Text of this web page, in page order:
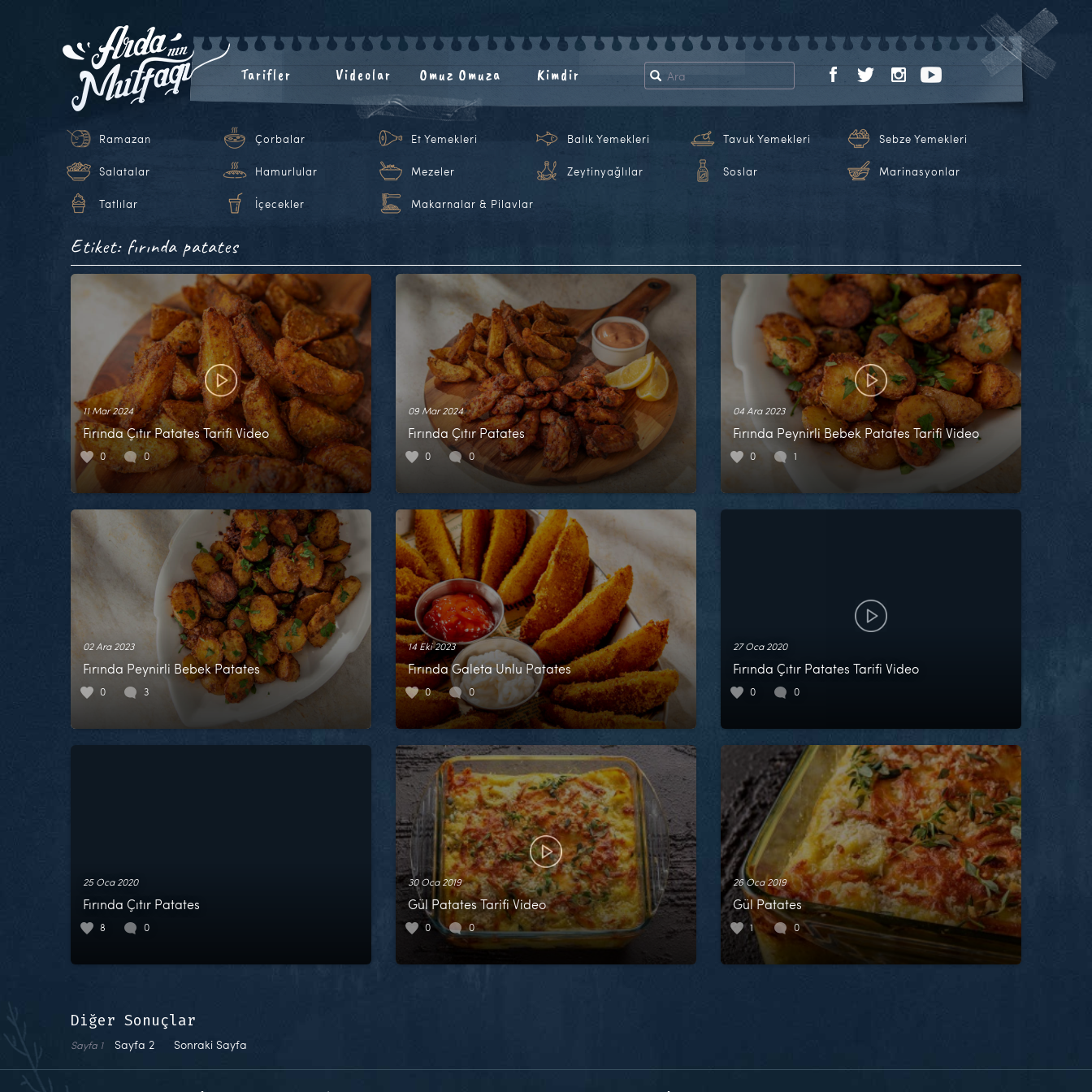
Tarifler Videolar Omuz Omuza Kimdir
Ramazan Çorbalar Et Yemekleri Balık Yemekleri Tavuk Yemekleri Sebze Yemekleri
Salatalar Hamurlular Mezeler Zeytinyağlılar Soslar Marinasyonlar
Tatlılar İçecekler Makarnalar & Pilavlar
Etiket: fırında patates
11 Mar 2024
Fırında Çıtır Patates Tarifi Video
0 0
09 Mar 2024
Fırında Çıtır Patates
0 0
04 Ara 2023
Fırında Peynirli Bebek Patates Tarifi Video
0 1
02 Ara 2023
Fırında Peynirli Bebek Patates
0 3
14 Eki 2023
Fırında Galeta Unlu Patates
0 0
27 Oca 2020
Fırında Çıtır Patates Tarifi Video
0 0
25 Oca 2020
Fırında Çıtır Patates
8 0
30 Oca 2019
Gül Patates Tarifi Video
0 0
26 Oca 2019
Gül Patates
1 0
Diğer Sonuçlar
Sayfa 1 Sayfa 2 Sonraki Sayfa